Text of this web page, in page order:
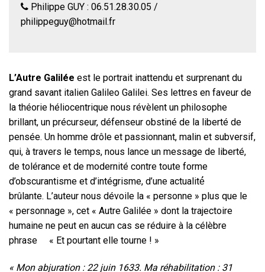
Philippe GUY : 06.51.28.30.05 /
philippeguy@hotmail.fr
L’Autre Galilée est le portrait inattendu et surprenant du
grand savant italien Galileo Galilei. Ses lettres en faveur de
la théorie héliocentrique nous révèlent un philosophe
brillant, un précurseur, défenseur obstiné de la liberté de
pensée. Un homme drôle et passionnant, malin et subversif,
qui, à travers le temps, nous lance un message de liberté,
de tolérance et de modernité contre toute forme
d’obscurantisme et d’intégrisme, d’une actualité́
brûlante. L’auteur nous dévoile la « personne » plus que le
« personnage », cet « Autre Galilée » dont la trajectoire
humaine ne peut en aucun cas se réduire à la célèbre
phrase « Et pourtant elle tourne ! »
« Mon abjuration : 22 juin 1633. Ma réhabilitation : 31